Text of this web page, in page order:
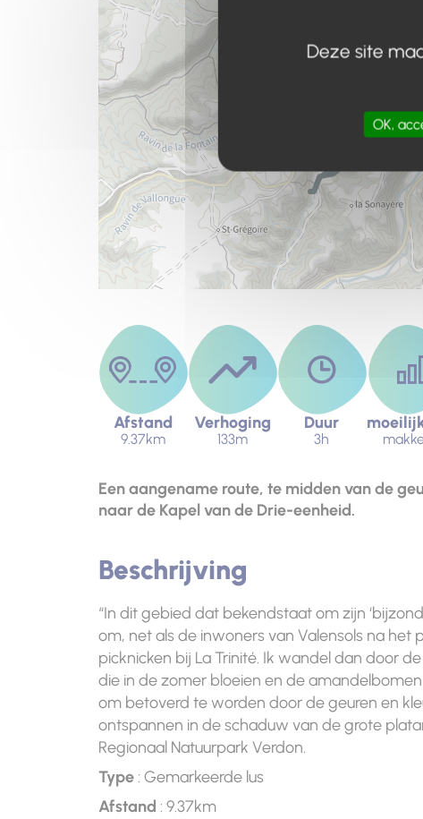
Afstand
9.37km
Verhoging
133m
Duur
3h
Een aangename route, te midden van de
naar de Kapel van de Drie-eenheid.
Beschrijving
“In dit gebied dat bekendstaat om zijn
om, net als de inwoners van Valensols na het
picknicken bij La Trinité. Ik wandel dan door
die in de zomer bloeien en de
om betoverd te worden door de geuren en
ontspannen in de schaduw van de grote
Regionaal Natuurpark Verdon.
Type: Gemarkeerde lus
Afstand : 9.37km
Deze site
OK,